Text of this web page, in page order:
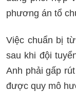
phương án tổ
Việc chuẩn bị
sau khi đội
Anh phải gấp
được quy mô